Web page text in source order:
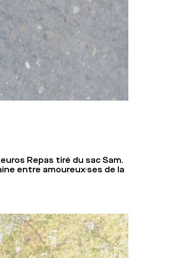
Repas tiré du sac Sam.
entre amoureux·ses de la